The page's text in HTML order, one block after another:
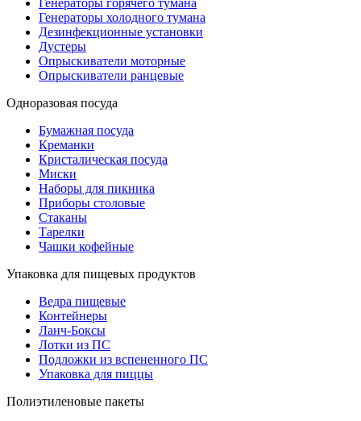
Генераторы горячего тумана
Генераторы холодного тумана
Дезинфекционные установки
Дустеры
Опрыскиватели моторные
Опрыскиватели ранцевые
Одноразовая посуда
Бумажная посуда
Креманки
Кристалическая посуда
Миски
Наборы для пикника
Приборы столовые
Стаканы
Тарелки
Чашки кофейные
Упаковка для пищевых продуктов
Ведра пищевые
Контейнеры
Ланч-Боксы
Лотки из ПС
Подложки из вспененного ПС
Упаковка для пиццы
Полиэтиленовые пакеты